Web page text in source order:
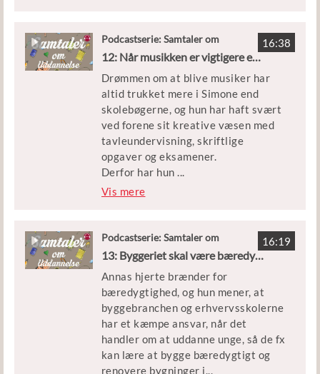
Inden Julie startede på gymnasiet,
legede hun med tanken om at blive
pædagog, psykolog eller lærer, men
de tre år på STX fik sporet Julie ind
på, at hun som anklager kunne
komme til at arbejde for, at alle får
en fair behandling. Og derfor er Julie
lige startet på jurastudiet.
Julie er i studiet med Tim Nelson,
der er tovholder for Uddannelse og
16:38
Podcastserie: Samtaler om
Uddannelse
12: Når musikken er vigtigere end bøger
Drømmen om at blive musiker har
altid trukket mere i Simone end
skolebøgerne, og hun har haft svært
ved forene sit kreative væsen med
tavleundervisning, skriftlige
opgaver og eksamener.
Derfor har hun ...
ikke taget den lige vej gennem
og holdt et sabbatår. Året efter
startede hun på HF, som viste sig at
være det helt rigtige for hende.
Simone er i studiet med Kira Gilling
Hansen, der er projektleder for
Ditbarnsfremtid.
Vis mere
16:19
Podcastserie: Samtaler om
Uddannelse
13: Byggeriet skal være bæredygtigt
Annas hjerte brænder for
bæredygtighed, og hun mener, at
byggebranchen og erhvervsskolerne
har et kæmpe ansvar, når det
handler om at uddanne unge, så de fx
kan lære at bygge bæredygtigt og
renovere bygninger i...